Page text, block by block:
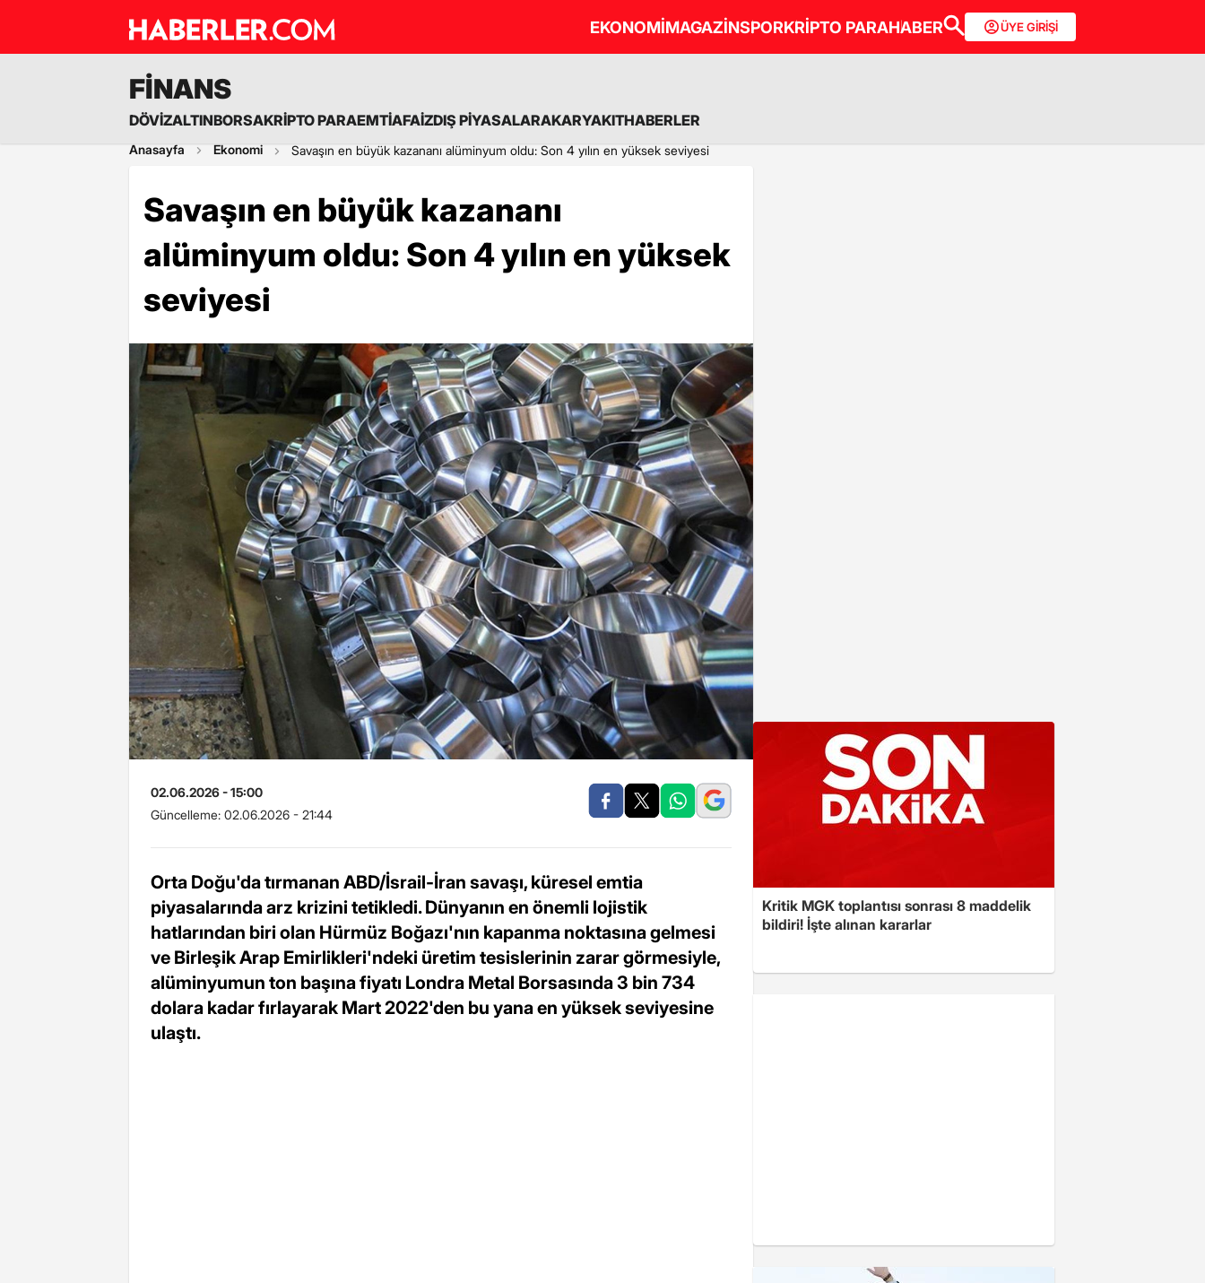
EKONOMİMAGAZİNSPORKRİPTO PARAHABER ÜYE GİRİŞİ
FİNANS
DÖVİZALTINBORSAKRİPTO PARAEMTİAFAİZDIŞ PİYASALARAKARYAKITHABERLER
Anasayfa Ekonomi Savaşın en büyük kazananı alüminyum oldu: Son 4 yılın en yüksek seviyesi
Savaşın en büyük kazananı
alüminyum oldu: Son 4 yılın en yüksek
seviyesi
02.06.2026 - 15:00
Güncelleme: 02.06.2026 - 21:44
Orta Doğu'da tırmanan ABD/İsrail-İran savaşı, küresel emtia
piyasalarında arz krizini tetikledi. Dünyanın en önemli lojistik
hatlarından biri olan Hürmüz Boğazı'nın kapanma noktasına gelmesi
ve Birleşik Arap Emirlikleri'ndeki üretim tesislerinin zarar görmesiyle,
alüminyumun ton başına fiyatı Londra Metal Borsasında 3 bin 734
dolara kadar fırlayarak Mart 2022'den bu yana en yüksek seviyesine
ulaştı.
Kritik MGK toplantısı sonrası 8 maddelik
bildiri! İşte alınan kararlar